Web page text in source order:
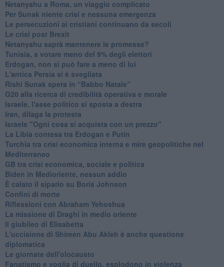
Netanyahu a Roma, un viaggio complicato
Per Sunak niente crisi e nessuna emergenza
Le persecuzioni ai cristiani continuano da secoli
Le crisi post Brexit
Netanyahu saprà mantenere le promesse?
Tunisia, a votare meno del 9% degli elettori
Erdogan, non si può fare a meno di lui
L'antica Persia si è svegliata
Rishi Sunak spera in “Babbo Natale”
G20 alla ricerca di credibilità operativa e morale
Israele, l'asse politico si sposta a destra
Iran, dilaga la protesta
Israele "Ogni cosa si acquista con un prezzo"
La Libia contesa tra Erdogan e Putin
Turchia tra crisi economica interna e mire geopolitiche nel
Mediterraneo
GB tra crisi economica, sociale e politica
Biden in Medioriente, nessun addio
È calato il sipario su Boris Johnson
Confini di morte
Riflessioni con Abraham Yehoshua
La missione di Draghi in medio oriente
Il giubileo di Elisabetta
L'uccisione di Shireen Abu Akleh è anche questione
diplomatica
Le giornate dell'olocausto
Fanatismo e voglia di duello, esplodono in violenza